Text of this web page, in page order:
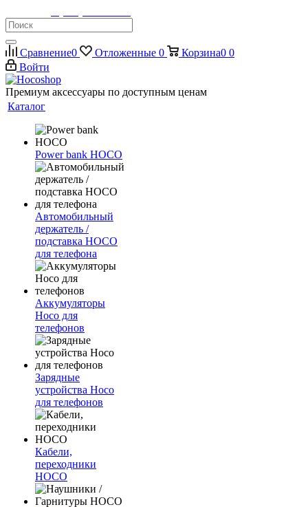
Сравнение0 Отложенные 0 Корзина0 0
Войти
Премиум аксессуары по доступным ценам
Каталог
Power bank HOCO
Автомобильный
держатель /
подставка HOCO
для телефона
Аккумуляторы
Hoco для
телефонов
Зарядные
устройства Hoco
для телефонов
Кабели,
переходники
HOCO